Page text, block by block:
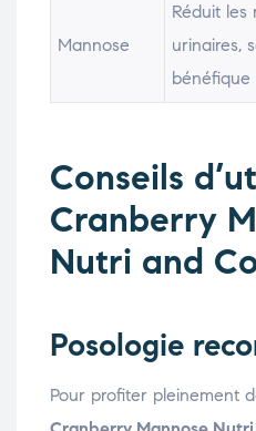
Mannose
Réduit les
urinaires,
bénéfique
Conseils
Cranberry
Nutri and
Posologie
Pour profiter pleinement